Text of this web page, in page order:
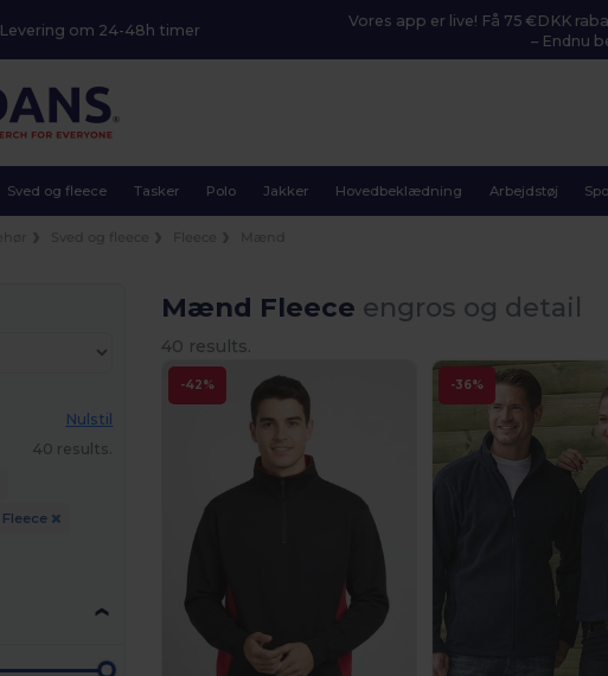
Levering om 24-48h timer
Vores app er live! Få 75 €DKK
– Endnu
Sved og fleece Tasker Polo Jakker Hovedbeklædning Arbejdstøj
Nulstil
40 results.
Fleece
Mænd Fleece engros og detail
40 results.
-42% -36%